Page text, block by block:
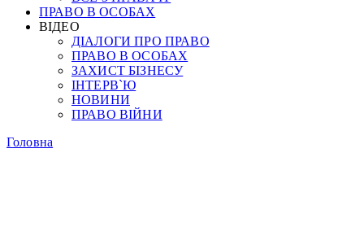
ПРАВО В ОСОБАХ
ВІДЕО
ДІАЛОГИ ПРО ПРАВО
ПРАВО В ОСОБАХ
ЗАХИСТ БІЗНЕСУ
ІНТЕРВ`Ю
НОВИНИ
ПРАВО ВІЙНИ
Головна